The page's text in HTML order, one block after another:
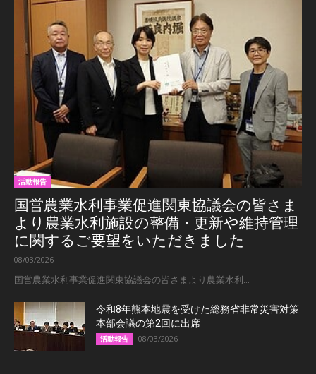
活動報告
国営農業水利事業促進関東協議会の皆さま
より農業水利施設の整備・更新や維持管理
に関するご要望をいただきました
08/03/2026
国営農業水利事業促進関東協議会の皆さまより農業水利...
令和8年熊本地震を受けた総務省非常災害対策
本部会議の第2回に出席
活動報告 08/03/2026